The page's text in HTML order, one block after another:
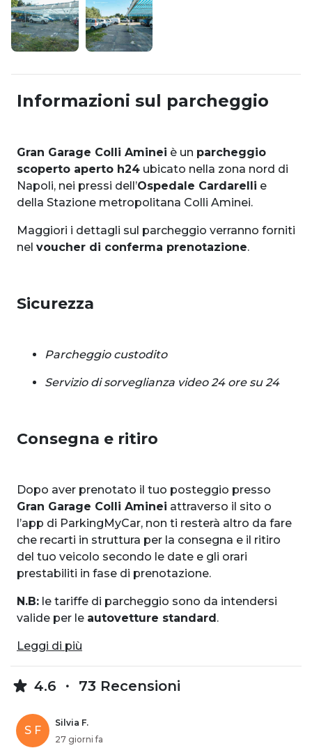
Informazioni sul parcheggio
Gran Garage Colli Aminei è un parcheggio
scoperto aperto h24 ubicato nella zona nord di
Napoli, nei pressi dell’Ospedale Cardarelli e
della Stazione metropolitana Colli Aminei.
Maggiori i dettagli sul parcheggio verranno forniti
nel voucher di conferma prenotazione.
Sicurezza
Parcheggio custodito
Servizio di sorveglianza video 24 ore su 24
Consegna e ritiro
Dopo aver prenotato il tuo posteggio presso
Gran Garage Colli Aminei attraverso il sito o
l’app di ParkingMyCar, non ti resterà altro da fare
che recarti in struttura per la consegna e il ritiro
del tuo veicolo secondo le date e gli orari
prestabiliti in fase di prenotazione.
N.B: le tariffe di parcheggio sono da intendersi
valide per le autovetture standard .
Leggi di più
4.6 73 Recensioni
S F
Silvia F.
27 giorni fa